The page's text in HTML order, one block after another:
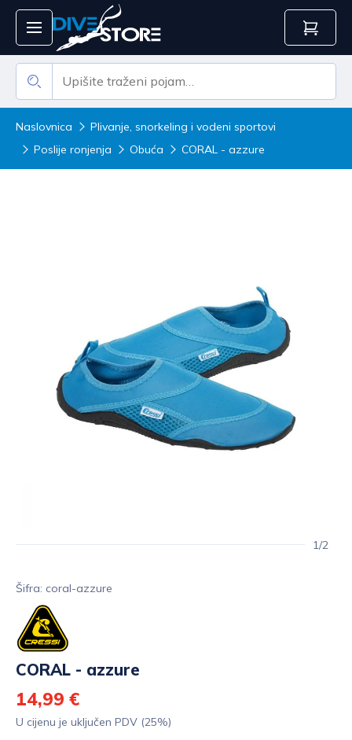
Naslovnica
Plivanje, snorkeling i vodeni sportovi
Poslije ronjenja
Obuća CORAL - azzure
1/2
Šifra: coral-azzure
CORAL - azzure
14,99 €
U cijenu je uključen PDV (25%)